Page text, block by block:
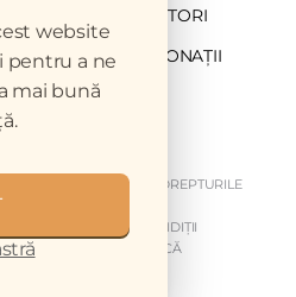
CONTRIBUTORI
CMVRO DONAȚII
VETERINARUL. TOATE DREPTURILE
TERMENI ȘI CONDIȚII
CODUL DE ETICĂ
website
pentru a ne
mai bună